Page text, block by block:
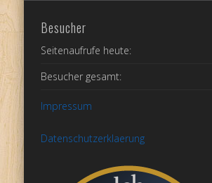
Besucher
Seitenaufrufe heute:
Besucher gesamt:
Impressum
Datenschutzerklaerung